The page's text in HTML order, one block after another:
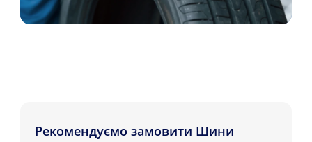
Рекомендуємо замовити Шини